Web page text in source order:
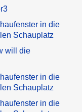
in die
Schauplatz
will die
in die
Schauplatz
in die